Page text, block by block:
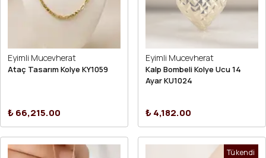
Eyimli Mucevherat
Ataç Tasarım Kolye KY1059
₺ 66,215.00
Eyimli Mucevherat
Kalp Bombeli Kolye Ucu 14
Ayar KU1024
₺ 4,182.00
Tükendi